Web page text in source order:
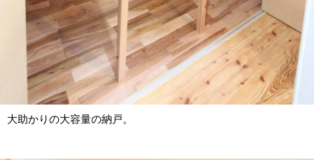
大助かりの大容量の納戸。